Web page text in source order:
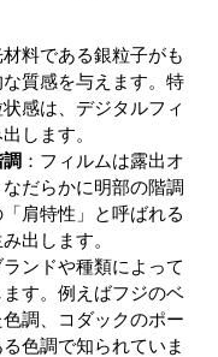
材料である銀粒子がも
質感を与えます。特
感は、デジタルフィ
します。
：フィルムは露出オ
だらかに明部の階調
肩特性」と呼ばれる
出します。
ンドや種類によって
す。例えばフジのベ
調、コダックのポー
色調で知られていま